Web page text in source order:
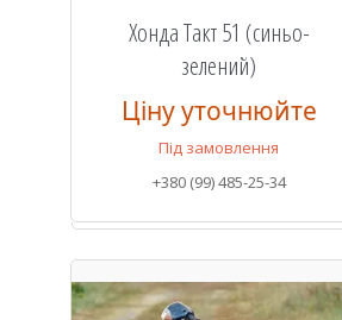
Хонда Такт 51 (синьо-
зелений)
Ціну уточнюйте
Під замовлення
+380 (99) 485-25-34